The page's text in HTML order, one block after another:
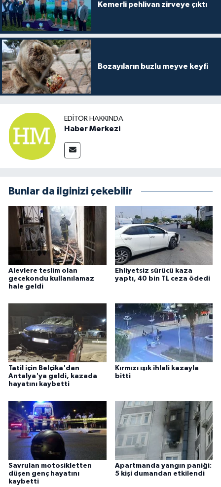
Kemerli pehlivan zirveye çıktı
Bozayıların buzlu meyve keyfi
EDITÖR HAKKINDA
Haber Merkezi
Bunlar da ilginizi çekebilir
Alevlere teslim olan
gecekondu kullanılamaz
hale geldi
Ehliyetsiz sürücü kaza
yaptı, 40 bin TL ceza ödedi
Tatil için Belçika'dan
Antalya'ya geldi, kazada
hayatını kaybetti
Kırmızı ışık ihlali kazayla
bitti
Savrulan motosikletten
düşen genç hayatını
kaybetti
Apartmanda yangın paniği:
5 kişi dumandan etkilendi